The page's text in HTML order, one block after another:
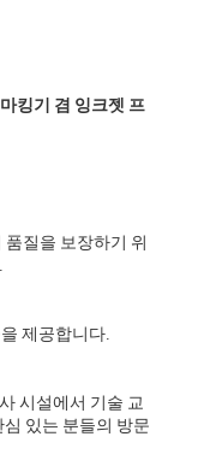
품질을 보장하기 위
제공합니다.
시설에서 기술 교
있는 분들의 방문